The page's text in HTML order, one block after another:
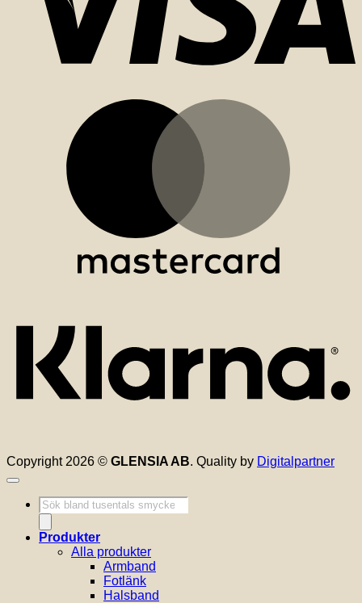
Copyright 2026 © GLENSIA AB. Quality by Digitalpartner
Produktsökning
Produkter
Alla produkter
Armband
Fotlänk
Halsband